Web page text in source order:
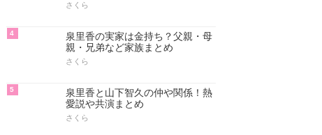
さくら
4
泉里香の実家は金持ち？父親・母
親・兄弟など家族まとめ
さくら
5
泉里香と山下智久の仲や関係！熱
愛説や共演まとめ
さくら